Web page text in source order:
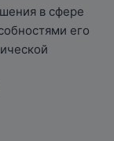
в сфере
его